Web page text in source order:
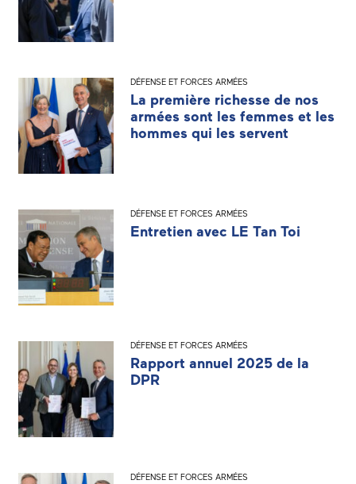
DÉFENSE ET FORCES ARMÉES
La première richesse de nos
armées sont les femmes et les
hommes qui les servent
DÉFENSE ET FORCES ARMÉES
Entretien avec LE Tan Toi
DÉFENSE ET FORCES ARMÉES
Rapport annuel 2025 de la
DPR
DÉFENSE ET FORCES ARMÉES